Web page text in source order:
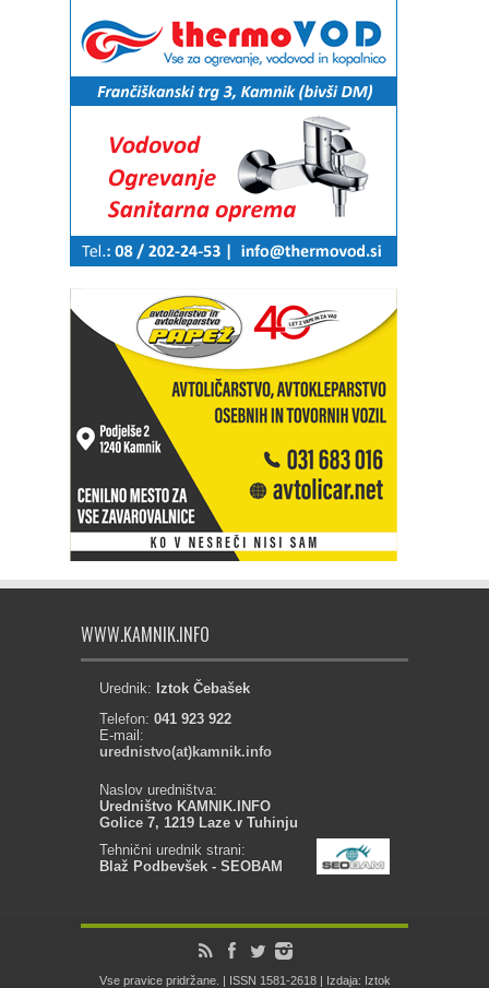
WWW.KAMNIK.INFO
Urednik: Iztok Čebašek
Telefon: 041 923 922
E-mail:
urednistvo(at)kamnik.info
Naslov uredništva:
Uredništvo KAMNIK.INFO
Golice 7, 1219 Laze v Tuhinju
Tehnični urednik strani:
Blaž Podbevšek - SEOBAM
Vse pravice pridržane. | ISSN 1581-2618 | Izdaja: Iztok